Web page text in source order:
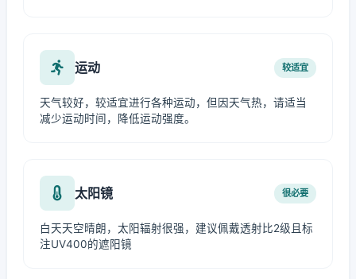
运动 较适宜
天气较好，较适宜进行各种运动，但因天气热，请适当
减少运动时间，降低运动强度。
太阳镜 很必要
白天天空晴朗，太阳辐射很强，建议佩戴透射比2级且标
注UV400的遮阳镜